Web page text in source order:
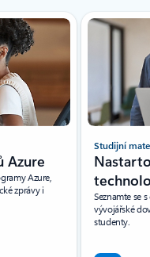
Azure
Azure,
zprávy i
Studijní
Seznamte se
vývojářské
studenty.